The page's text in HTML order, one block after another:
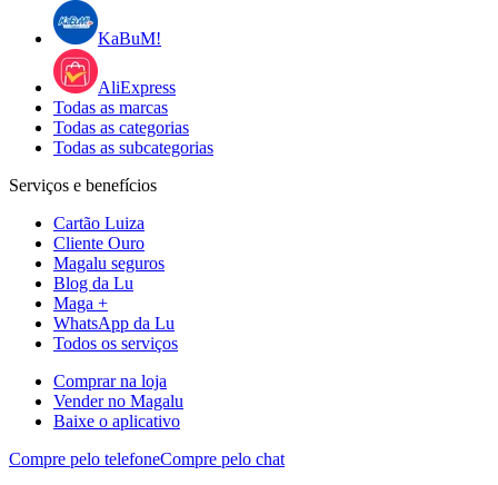
KaBuM!
AliExpress
Todas as marcas
Todas as categorias
Todas as subcategorias
Serviços e benefícios
Cartão Luiza
Cliente Ouro
Magalu seguros
Blog da Lu
Maga +
WhatsApp da Lu
Todos os serviços
Comprar na loja
Vender no Magalu
Baixe o aplicativo
Compre pelo telefoneCompre pelo chat